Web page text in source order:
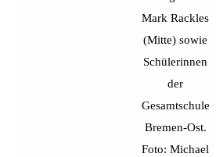
Mark Rackles
(Mitte) sowie
Schülerinnen
der
Gesamtschule
Bremen-Ost.
Foto: Michael